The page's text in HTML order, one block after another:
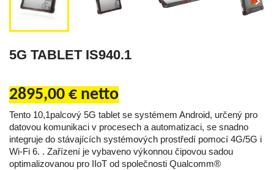
5G TABLET IS940.1
2895,00 € netto
Tento 10,1palcový 5G tablet se systémem Android, určený pro
datovou komunikaci v procesech a automatizaci, se snadno
integruje do stávajících systémových prostředí pomocí 4G/5G i
Wi-Fi 6. . Zařízení je vybaveno výkonnou čipovou sadou
optimalizovanou pro IIoT od společnosti Qualcomm®